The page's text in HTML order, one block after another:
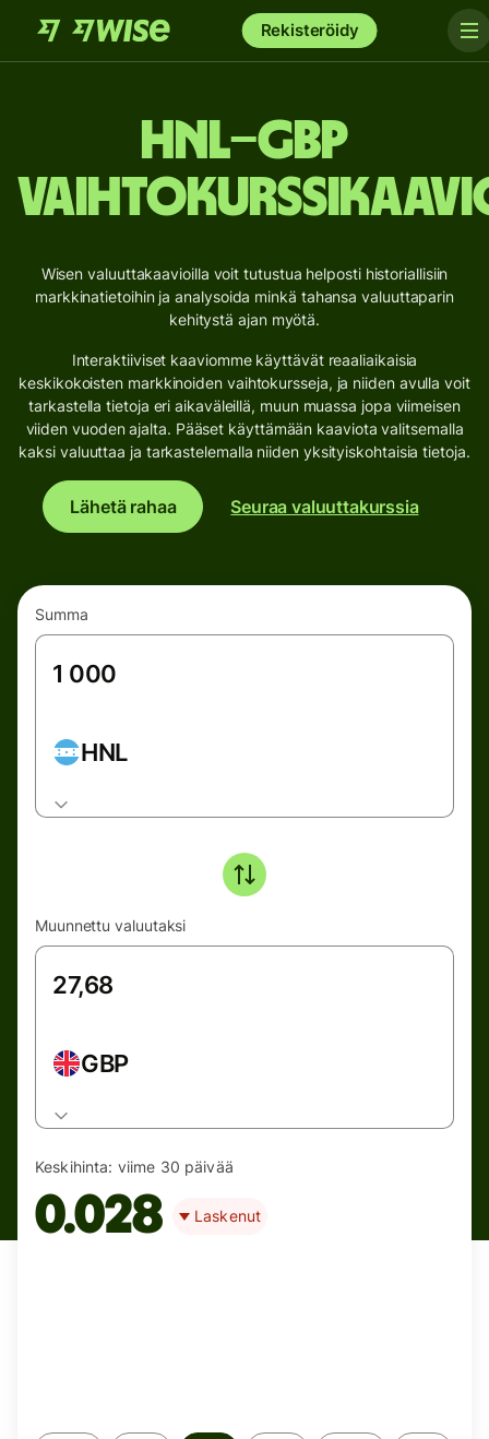
Rekisteröidy
HNL–GBP
Wisen valuuttakaavioilla voit tutustua helposti historiallisiin
markkinatietoihin ja analysoida minkä tahansa valuuttaparin
kehitystä ajan myötä.
Interaktiiviset kaaviomme käyttävät reaaliaikaisia
keskikokoisten markkinoiden vaihtokursseja, ja niiden avulla voit
tarkastella tietoja eri aikaväleillä, muun muassa jopa viimeisen
viiden vuoden ajalta. Pääset käyttämään kaaviota valitsemalla
kaksi valuuttaa ja tarkastelemalla niiden yksityiskohtaisia tietoja.
Lähetä rahaa Seuraa valuuttakurssia
Summa
HNL
Muunnettu valuutaksi
GBP
Keskihinta: viime 30 päivää
0.028 Laskenut